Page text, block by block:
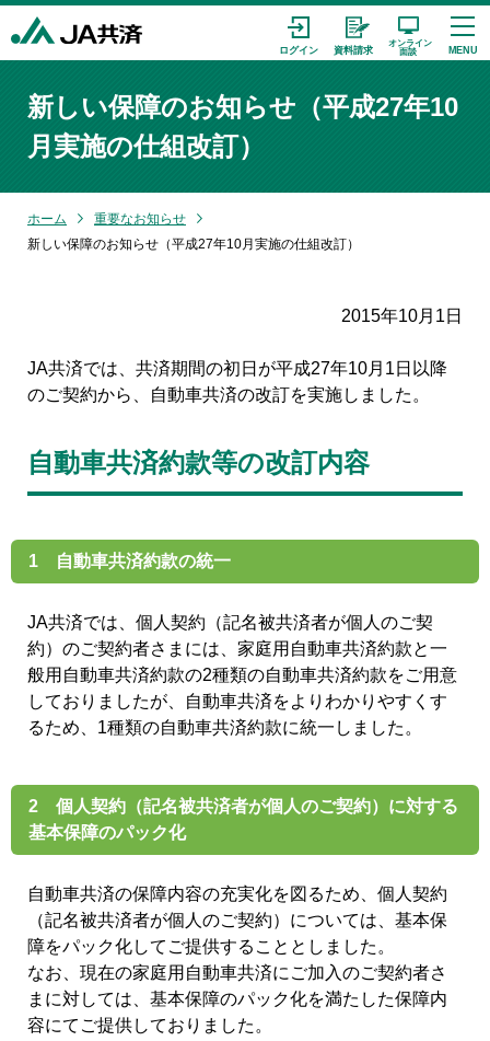
新しい保障のお知らせ（平成27年10
月実施の仕組改訂）
ホーム
重要なお知らせ
新しい保障のお知らせ（平成27年10月実施の仕組改訂）
2015年10月1日
JA共済では、共済期間の初日が平成27年10月1日以降
のご契約から、自動車共済の改訂を実施しました。
自動車共済約款等の改訂内容
1 自動車共済約款の統一
JA共済では、個人契約（記名被共済者が個人のご契
約）のご契約者さまには、家庭用自動車共済約款と一
般用自動車共済約款の2種類の自動車共済約款をご用意
しておりましたが、自動車共済をよりわかりやすくす
るため、1種類の自動車共済約款に統一しました。
2 個人契約（記名被共済者が個人のご契約）に対する
基本保障のパック化
自動車共済の保障内容の充実化を図るため、個人契約
（記名被共済者が個人のご契約）については、基本保
障をパック化してご提供することとしました。
なお、現在の家庭用自動車共済にご加入のご契約者さ
まに対しては、基本保障のパック化を満たした保障内
容にてご提供しておりました。